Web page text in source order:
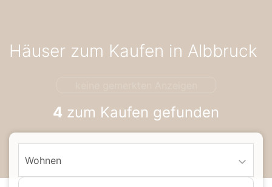
zur
Navigation
Häuser zum Kaufen in Albbruck
4 zum Kaufen gefunden
Wohnen